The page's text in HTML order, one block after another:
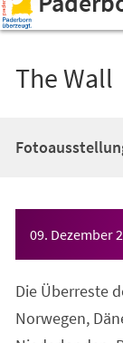
öffnen.
The Wall
09. Dezember
Die Überreste
Norwegen,